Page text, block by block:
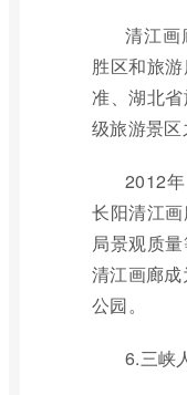
清江画
胜区和旅
准、湖北
级旅游景区
2012
长阳清江
局景观质
清江画廊
公园。
6.三峡